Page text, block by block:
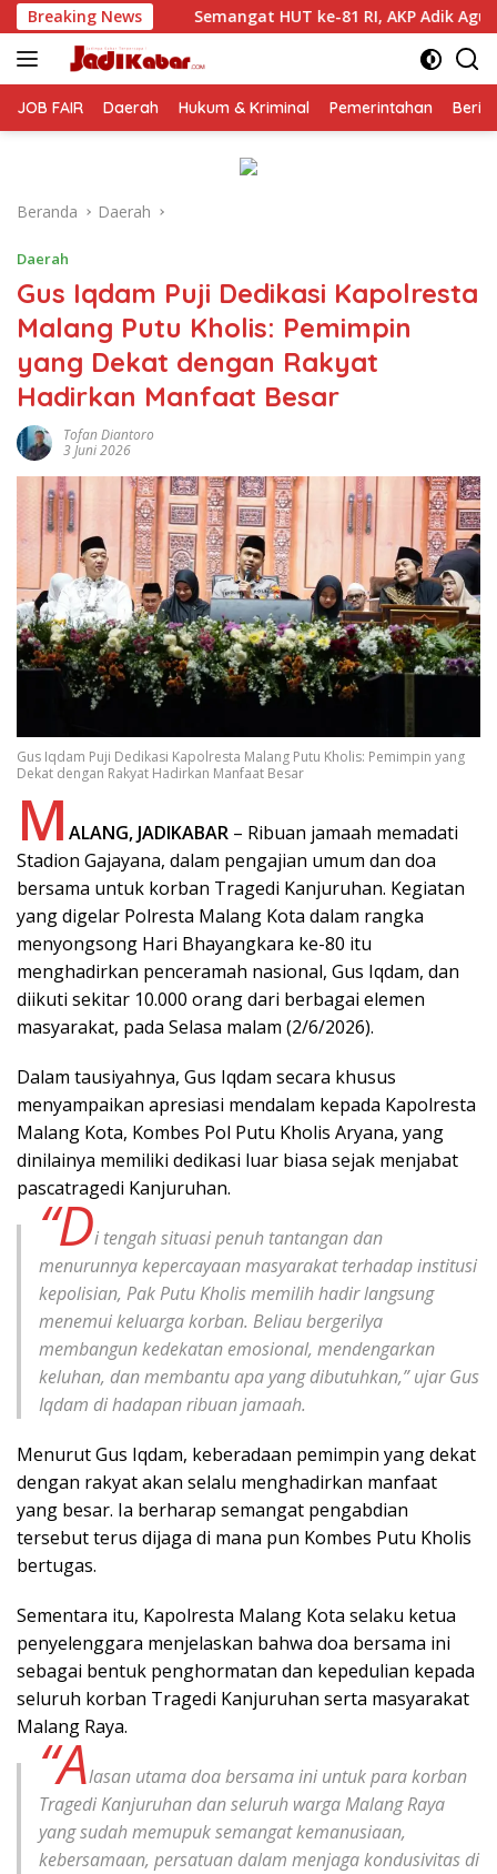
Langsung
ke
konten
Breaking News
HUT ke-81 RI, AKP Adik Agus Putrawan:
JOB FAIR Daerah Hukum & Kriminal Pemerintahan
Beranda Daerah
Daerah
Gus Iqdam Puji Dedikasi Kapolresta
Malang Putu Kholis: Pemimpin
yang Dekat dengan Rakyat
Hadirkan Manfaat Besar
Tofan Diantoro
3 Juni 2026
Gus Iqdam Puji Dedikasi Kapolresta Malang Putu Kholis: Pemimpin yang
Dekat dengan Rakyat Hadirkan Manfaat Besar
M ALANG, JADIKABAR – Ribuan jamaah memadati
Stadion Gajayana, dalam pengajian umum dan doa
bersama untuk korban Tragedi Kanjuruhan. Kegiatan
yang digelar Polresta Malang Kota dalam rangka
menyongsong Hari Bhayangkara ke-80 itu
menghadirkan penceramah nasional, Gus Iqdam, dan
diikuti sekitar 10.000 orang dari berbagai elemen
masyarakat, pada Selasa malam (2/6/2026).
Dalam tausiyahnya, Gus Iqdam secara khusus
menyampaikan apresiasi mendalam kepada Kapolresta
Malang Kota, Kombes Pol Putu Kholis Aryana, yang
dinilainya memiliki dedikasi luar biasa sejak menjabat
pascatragedi Kanjuruhan.
“Di tengah situasi penuh tantangan dan
menurunnya kepercayaan masyarakat terhadap institusi
kepolisian, Pak Putu Kholis memilih hadir langsung
menemui keluarga korban. Beliau bergerilya
membangun kedekatan emosional, mendengarkan
keluhan, dan membantu apa yang dibutuhkan,” ujar Gus
Iqdam di hadapan ribuan jamaah.
Menurut Gus Iqdam, keberadaan pemimpin yang dekat
dengan rakyat akan selalu menghadirkan manfaat
yang besar. Ia berharap semangat pengabdian
tersebut terus dijaga di mana pun Kombes Putu Kholis
bertugas.
Sementara itu, Kapolresta Malang Kota selaku ketua
penyelenggara menjelaskan bahwa doa bersama ini
sebagai bentuk penghormatan dan kepedulian kepada
seluruh korban Tragedi Kanjuruhan serta masyarakat
Malang Raya.
“Alasan utama doa bersama ini untuk para korban
Tragedi Kanjuruhan dan seluruh warga Malang Raya
yang sudah memupuk semangat kemanusiaan,
kebersamaan, persatuan dalam menjaga kondusivitas di